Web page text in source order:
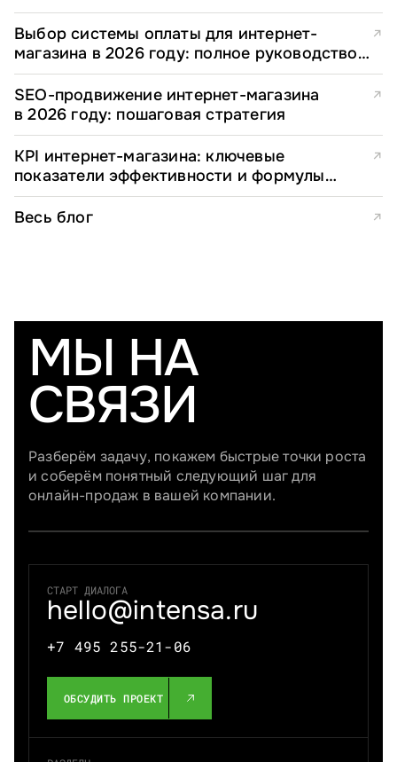
Выбор системы оплаты для интернет-
магазина в 2026 году: полное руководство
для e-commerce директоров
↗
SEO-продвижение интернет-магазина
в 2026 году: пошаговая стратегия
↗
KPI интернет-магазина: ключевые
показатели эффективности и формулы
расчета
↗
Весь блог ↗
МЫ НА
СВЯЗИ
Разберём задачу, покажем быстрые точки роста
и соберём понятный следующий шаг для
онлайн-продаж в вашей компании.
СТАРТ ДИАЛОГА
hello@intensa.ru
+7 495 255-21-06
ОБСУДИТЬ ПРОЕКТ